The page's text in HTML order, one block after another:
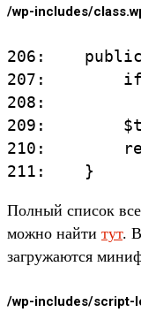
/wp-includes/
206:
207:        if
208:
209:
210:
Полный список
можно найти тут.
загружаются
/wp-includes/script-